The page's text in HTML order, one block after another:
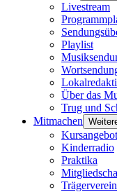
Livestream
Playlist
Über das
Trug und
Mitmachen
Kinderradio
Praktika
Trägerverein